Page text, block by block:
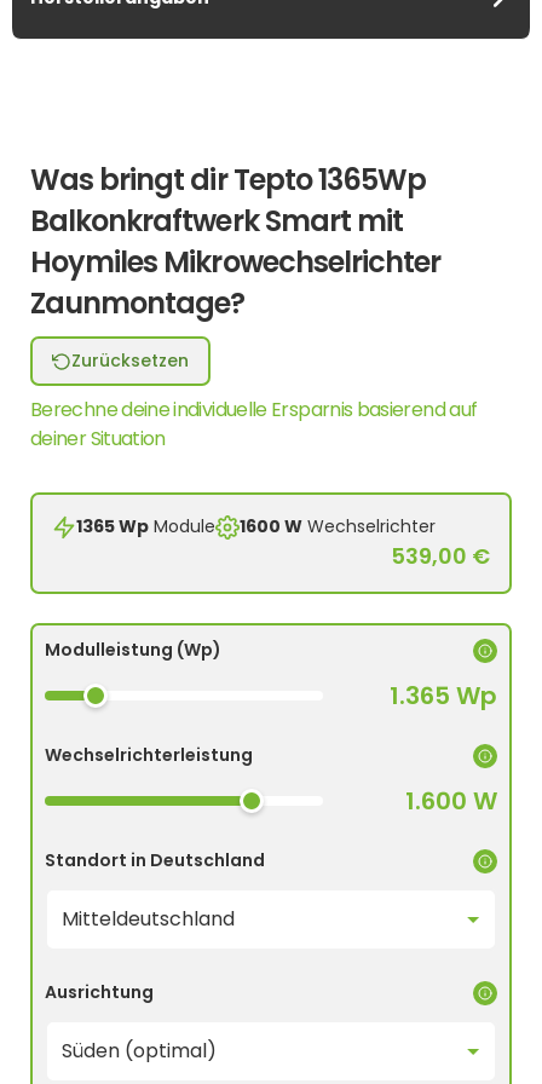
Was bringt dir Tepto 1365Wp
Balkonkraftwerk Smart mit
Hoymiles Mikrowechselrichter
Zaunmontage?
Zurücksetzen
Berechne deine individuelle Ersparnis basierend auf
deiner Situation
1365 Wp Module 1600 W Wechselrichter
539,00 €
Modulleistung (Wp)
1.365 Wp
Wechselrichterleistung
1.600 W
Standort in Deutschland
Ausrichtung